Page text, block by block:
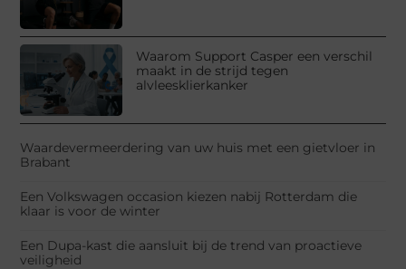
Waarom Support Casper een verschil
maakt in de strijd tegen
alvleesklierkanker
Waardevermeerdering van uw huis met een gietvloer in
Brabant
Een Volkswagen occasion kiezen nabij Rotterdam die
klaar is voor de winter
Een Dupa-kast die aansluit bij de trend van proactieve
veiligheid